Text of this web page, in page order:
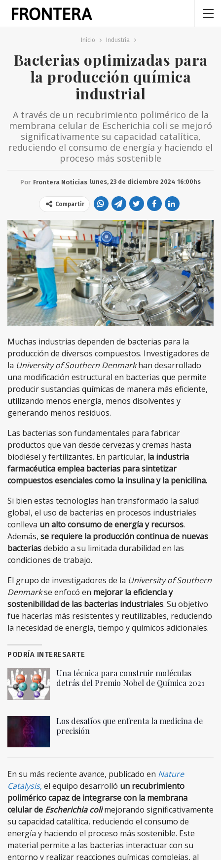
Inicio Industria
Bacterias optimizadas para
la producción química
industrial
A través de un recubrimiento polimérico de la
membrana celular de Escherichia coli se mejoró
significativamente su capacidad catalítica,
reduciendo el consumo de energía y haciendo el
proceso más sostenible
Por Frontera Noticias lunes, 23 de diciembre 2024 16:00hs
Compartir
Muchas industrias dependen de bacterias para la
producción de diversos compuestos. Investigadores de
la University of Southern Denmarkhan desarrollado
una modificación estructural en bacterias que permite
producir sustancias químicas de manera más eficiente,
utilizando menos energía, menos disolventes y
generando menos residuos.
Las bacterias son fundamentales para fabricar
productos que van desde cervezas y cremas hasta
biodiésel y fertilizantes. En particular, la industria
farmacéutica emplea bacterias para sintetizar
compuestos esenciales como la insulina y la penicilina.
Si bien estas tecnologías han transformado la salud
global, el uso de bacterias en procesos industriales
conlleva un alto consumo de energía y recursos.
Además, se requiere la producción continua de nuevas
bacteriasdebido a su limitada durabilidad en las
condiciones de trabajo.
El grupo de investigadores de la University of Southern
Denmarkse enfocó en mejorar la eficiencia y
sostenibilidad de las bacterias industriales. Su objetivo
fue hacerlas más resistentes y reutilizables, reduciendo
la necesidad de energía, tiempo y químicos adicionales.
PODRÍA INTERESARTE
Una técnica para construir moléculas
detrás del Premio Nobel de Química 2021
Los desafíos que enfrenta la medicina de
precisión
En su más reciente avance, publicado en Nature
Catalysis, el equipo desarrolló un recubrimiento
polimérico capaz de integrarse con la membrana
celular de Escherichia coli mejorando significativamente
su capacidad catalítica, reduciendo el consumo de
energía y haciendo el proceso más sostenible. Este
material permite a las bacterias interactuar con su
entorno y realizar reacciones químicas complejas, al